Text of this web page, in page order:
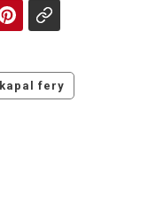
kapal fery